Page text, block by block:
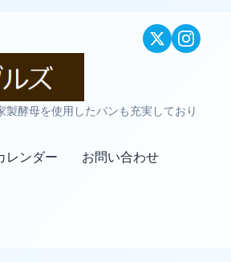
酵母を使用したパンも充実しており
レンダー お問い合わせ